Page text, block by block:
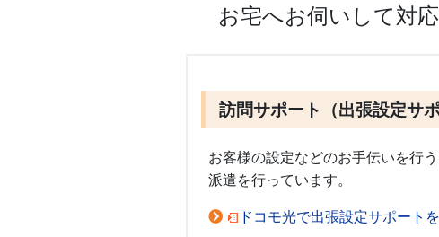
お宅へお伺いして対
訪問サポート（出張設定サ
お客様の設定などのお手伝いを行
派遣を行っています。
ドコモ光で出張設定サポート